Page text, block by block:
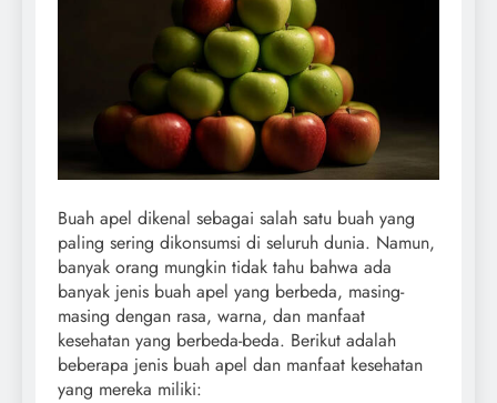
Buah apel dikenal sebagai salah satu buah yang
paling sering dikonsumsi di seluruh dunia. Namun,
banyak orang mungkin tidak tahu bahwa ada
banyak jenis buah apel yang berbeda, masing-
masing dengan rasa, warna, dan manfaat
kesehatan yang berbeda-beda. Berikut adalah
beberapa jenis buah apel dan manfaat kesehatan
yang mereka miliki: